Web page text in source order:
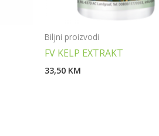
Biljni proizvodi
FV KELP EXTRAKT
33,50 KM